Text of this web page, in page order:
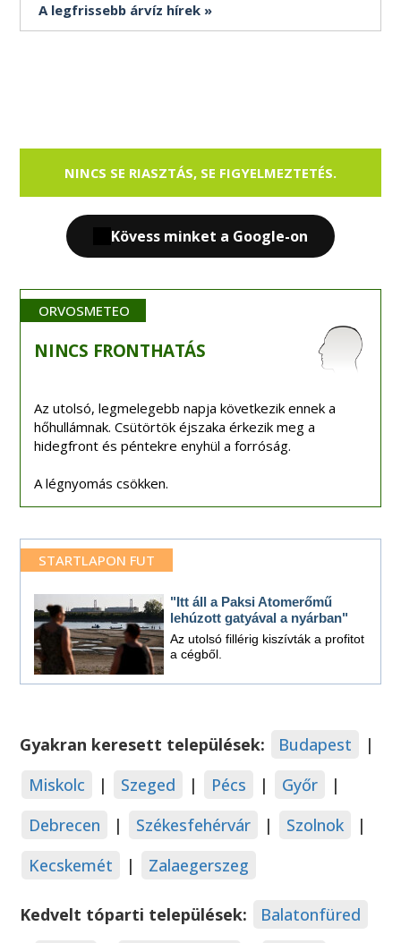
A legfrissebb árvíz hírek
NINCS SE RIASZTÁS, SE FIGYELMEZTETÉS.
Kövess minket a Google-on
ORVOSMETEO
NINCS FRONTHATÁS
Az utolsó, legmelegebb napja következik ennek a
hőhullámnak. Csütörtök éjszaka érkezik meg a
hidegfront és péntekre enyhül a forróság.
A légnyomás csökken.
STARTLAPON FUT
"Itt áll a Paksi Atomerőmű
lehúzott gatyával a nyárban"
Az utolsó fillérig kiszívták a profitot
a cégből.
Gyakran keresett települések: Budapest
|
Miskolc
| Szeged | Pécs | Győr
|
Debrecen
| Székesfehérvár | Szolnok
|
Kecskemét
| Zalaegerszeg
Kedvelt tóparti települések:
Balatonfüred